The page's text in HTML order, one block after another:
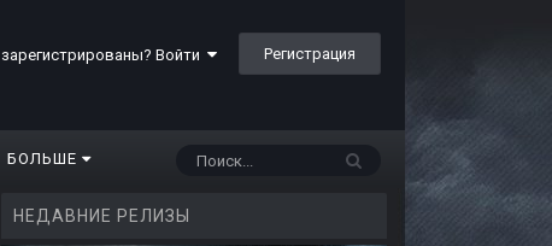
Войти Регистрация
БОЛЬШЕ
НЕДАВНИЕ РЕЛИЗЫ